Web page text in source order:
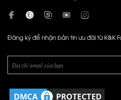
Đăng ký để nhận bản tin ưu đãi từ K&K